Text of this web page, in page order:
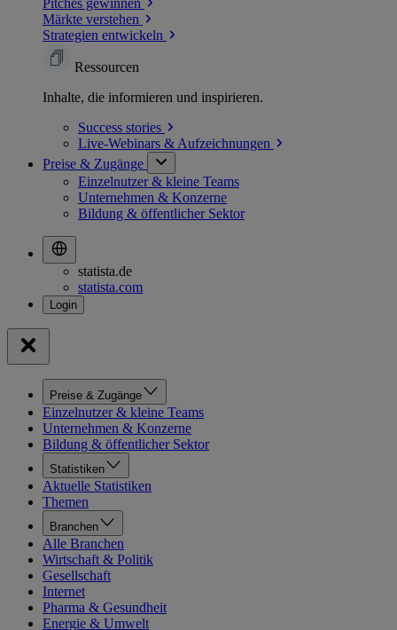
Pitches gewinnen
Märkte verstehen
Strategien entwickeln
Ressourcen
Inhalte, die informieren und inspirieren.
Success stories
Live-Webinars & Aufzeichnungen
Preise & Zugänge
Einzelnutzer & kleine Teams
Unternehmen & Konzerne
Bildung & öffentlicher Sektor
statista.de
statista.com
Preise & Zugänge
Einzelnutzer & kleine Teams
Unternehmen & Konzerne
Bildung & öffentlicher Sektor
Statistiken
Aktuelle Statistiken
Themen
Branchen
Alle Branchen
Wirtschaft & Politik
Gesellschaft
Internet
Pharma & Gesundheit
Energie & Umwelt